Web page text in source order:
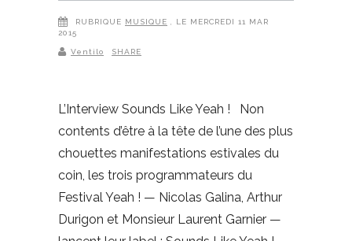
RUBRIQUE MUSIQUE
, LE MERCREDI 11 MAR
2015
Ventilo SHARE
L’Interview Sounds Like Yeah ! Non
contents d’être à la tête de l’une des plus
chouettes manifestations estivales du
coin, les trois programmateurs du
Festival Yeah ! — Nicolas Galina, Arthur
Durigon et Monsieur Laurent Garnier —